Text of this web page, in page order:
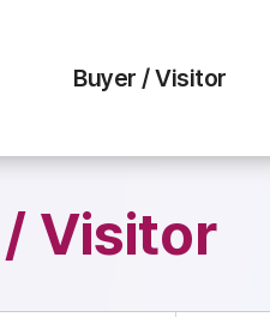
Buyer / Visitor
Visitor